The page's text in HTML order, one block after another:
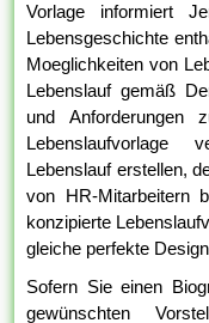
Vorlage informiert
Lebensgeschichte
Moeglichkeiten von
Lebenslauf gemäß
und
Lebenslaufvorlage
Lebenslauf erstellen,
von HR-Mitarbeitern
konzipierte
gleiche perfekte
Sofern Sie einen
gewünschten